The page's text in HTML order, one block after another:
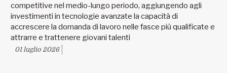
competitive nel medio-lungo periodo, aggiungendo agli
investimenti in tecnologie avanzate la capacità di
accrescere la domanda di lavoro nelle fasce più qualificate e
attrarre e trattenere giovani talenti
01 luglio 2026